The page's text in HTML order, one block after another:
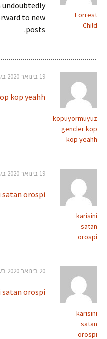
Forrest
Child
undoubtedly
to new
posts.
kopuyormuyuz
gencler kop
kop yeahh
19 בינואר 2020 בשעה 4:30
kop yeahh
karisini
satan
orospi
19 בינואר 2020 בשעה 23:32
satan orospi
karisini
satan
orospi
20 בינואר 2020 בשעה 2:11
satan orospi